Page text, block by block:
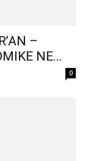
–
NE...
0